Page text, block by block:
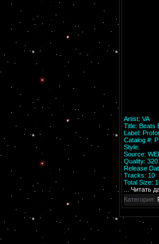
Artist: VA
Title: Beats
Label:
Catalog #:
Style:
Source:
Quality:
Release
Tracks: 10
Total Size:
Читать
Категория: